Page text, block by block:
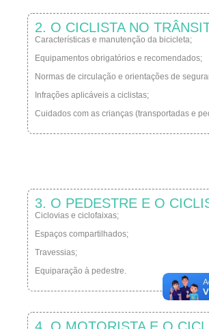
2. O CICLISTA NO
Características e manutenção da bicicleta;
Equipamentos obrigatórios e recomendados;
Normas de circulação e orientações de
Infrações aplicáveis a ciclistas;
Cuidados com as crianças (transportadas e
3. O PEDESTRE E O
Ciclovias e ciclofaixas;
Espaços compartilhados;
Travessias;
Equiparação à pedestre.